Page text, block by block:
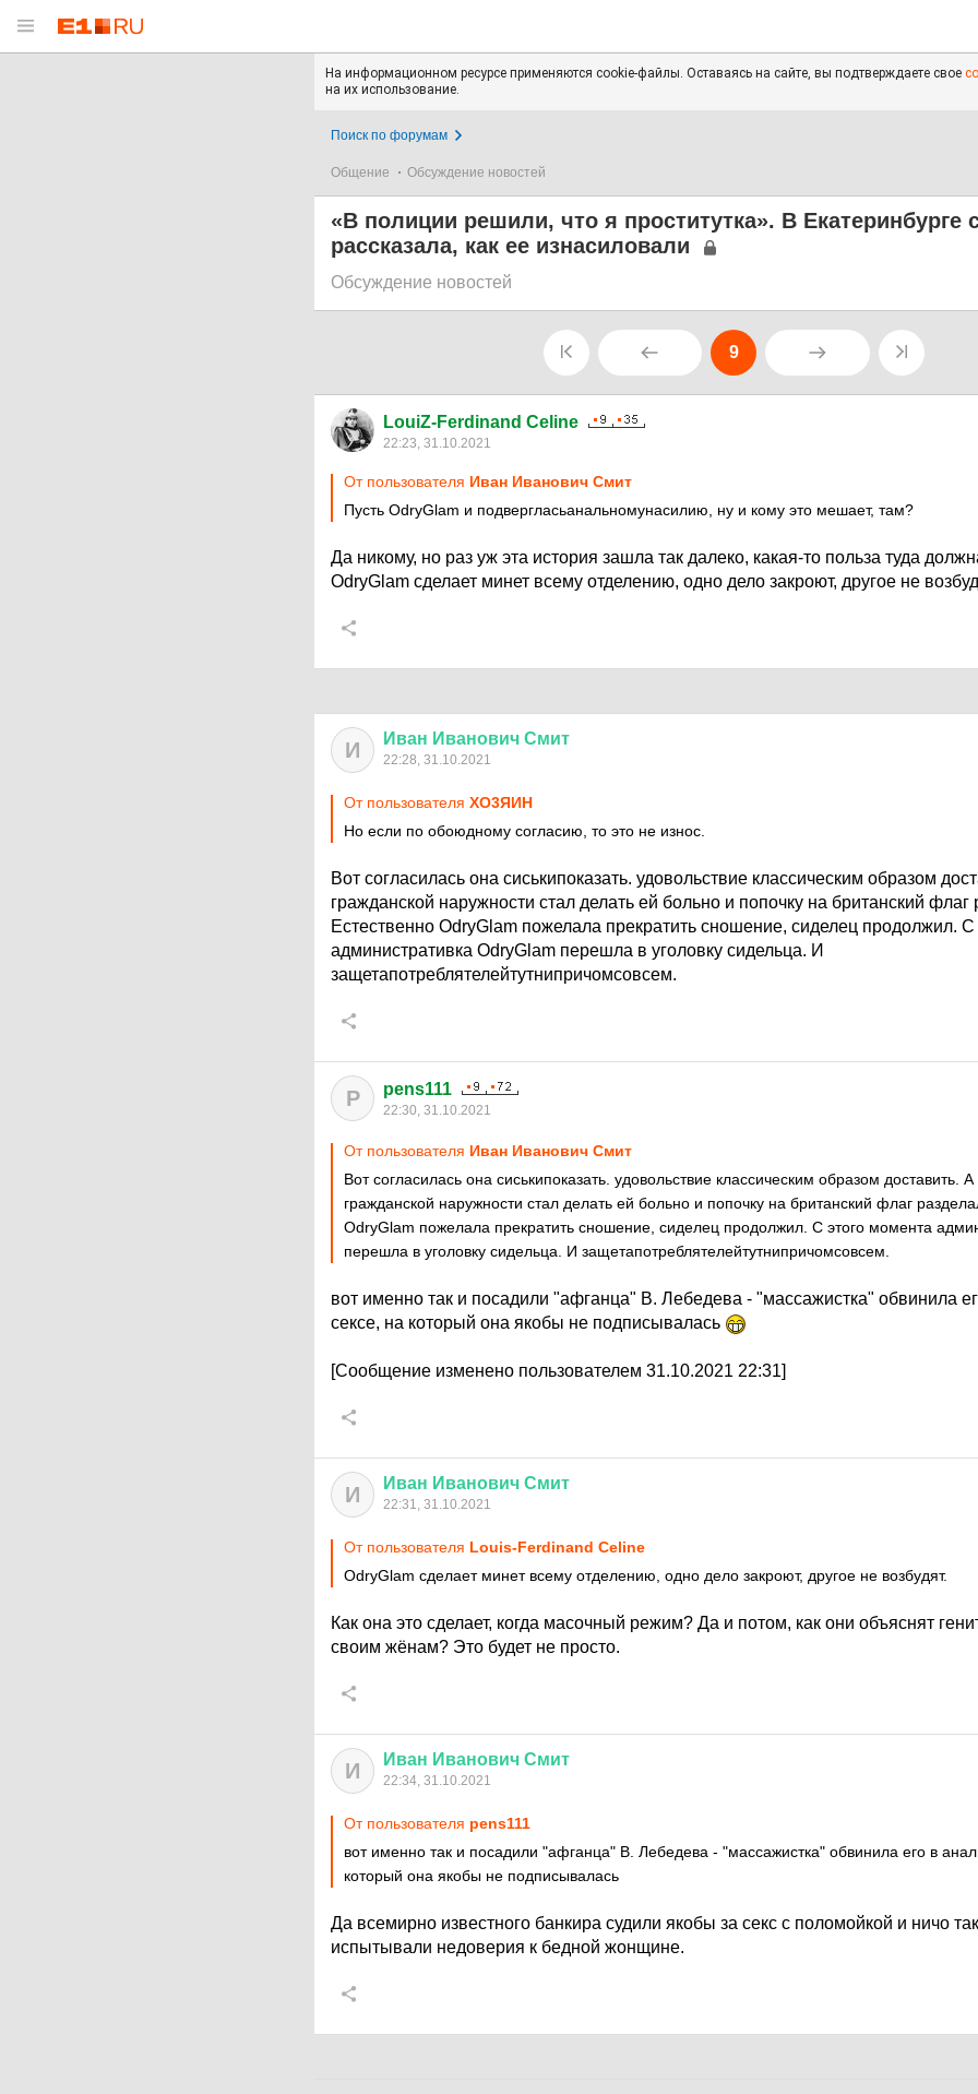
На информационном ресурсе применяются cookie-файлы. Оставаясь на сайте, вы подтверждаете свое
на их использование.
Поиск по форумам
Общение Обсуждение новостей
«В полиции решили, что я проститутка». В Екатеринбурге
рассказала, как ее изнасиловали
Обсуждение новостей
9
LouiZ-Ferdinand Celine
22:23, 31.10.2021
От пользователя Иван Иванович Смит
Пусть OdryGlam и подвергласьанальномунасилию, ну и кому это мешает, там?
Да никому, но раз уж эта история зашла так далеко, какая-то польза туда
OdryGlam сделает минет всему отделению, одно дело закроют, другое не
И Иван Иванович Смит
22:28, 31.10.2021
От пользователя XО3ЯИH
Но если по обоюдному согласию, то это не износ.
Вот согласилась она сиськипоказать. удовольствие классическим образом
гражданской наружности стал делать ей больно и попочку на британский флаг
Естественно OdryGlam пожелала прекратить сношение, сиделец продолжил. С
административка OdryGlam перешла в уголовку сидельца. И
защетапотреблятелейтутнипричомсовсем.
P pens111
22:30, 31.10.2021
От пользователя Иван Иванович Смит
Вот согласилась она сиськипоказать. удовольствие классическим образом доставить. А
гражданской наружности стал делать ей больно и попочку на британский флаг
OdryGlam пожелала прекратить сношение, сиделец продолжил. С этого момента
перешла в уголовку сидельца. И защетапотреблятелейтутнипричомсовсем.
вот именно так и посадили "афганца" В. Лебедева - "массажистка" обвинила
сексе, на который она якобы не подписывалась
[Сообщение изменено пользователем 31.10.2021 22:31]
И Иван Иванович Смит
22:31, 31.10.2021
От пользователя Louis-Ferdinand Celine
OdryGlam сделает минет всему отделению, одно дело закроют, другое не возбудят.
Как она это сделает, когда масочный режим? Да и потом, как они объяснят
своим жёнам? Это будет не просто.
И Иван Иванович Смит
22:34, 31.10.2021
От пользователя pens111
вот именно так и посадили "афганца" В. Лебедева - "массажистка" обвинила его в
который она якобы не подписывалась
Да всемирно известного банкира судили якобы за секс с поломойкой и ничо
испытывали недоверия к бедной жонщине.